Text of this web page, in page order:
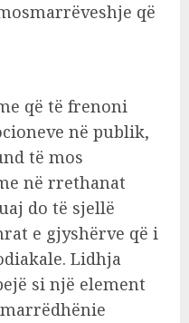
që
që të frenoni
në publik,
të mos
në rrethanat
do të sjellë
e gjyshërve që i
Lidhja
si një element